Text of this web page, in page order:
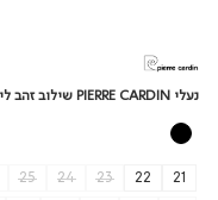
נעלי PIERRE CARDIN שילוב זהב לילדים
21
22
23
24
25